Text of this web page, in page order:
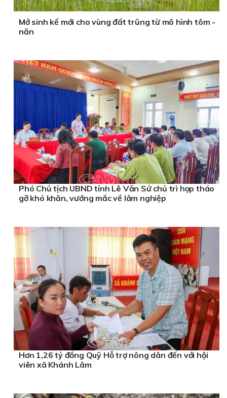
Mở sinh kế mới cho vùng đất trũng từ mô hình tôm -
năn
Phó Chủ tịch UBND tỉnh Lê Văn Sử chủ trì họp tháo
gỡ khó khăn, vướng mắc về lâm nghiệp
Hơn 1,26 tỷ đồng Quỹ Hỗ trợ nông dân đến với hội
viên xã Khánh Lâm